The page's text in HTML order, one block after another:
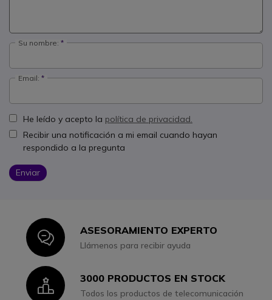
Su nombre:
Email:
He leído y acepto la política de privacidad.
Recibir una notificación a mi email cuando hayan
respondido a la pregunta
Enviar
IconASESORAMIENTO EXPERTO
Llámenos para recibir ayuda
Icon3000 PRODUCTOS EN STOCK
Todos los productos de telecomunicación